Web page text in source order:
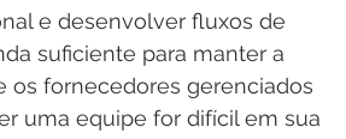
e desenvolver fluxos de
suficiente para manter a
os fornecedores gerenciados
uma equipe for difícil em sua